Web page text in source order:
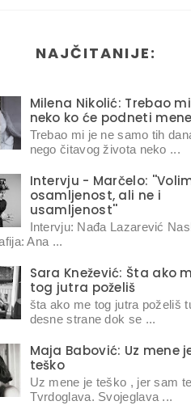
NAJČITANIJE:
Milena Nikolić: Trebao
neko ko će podneti
Trebao mi je ne samo tih
nego čitavog života neko ...
Intervju - Marčelo:
osamljenost, ali ne i
usamljenost''
Intervju: Nađa Lazarević
Ana ...
Sara Knežević: Šta ako
tog jutra poželiš
šta ako me tog jutra poželiš
desne strane dok se ...
Maja Babović: Uz mene
teško
Uz mene je teško , jer sam
Tvrdoglava. Svojeglava ...